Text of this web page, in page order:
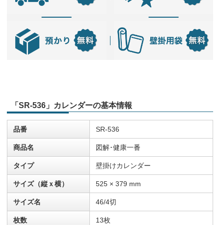
「SR-536」カレンダーの基本情報
品番 SR-536
商品名 図解･健康一番
タイプ 壁掛けカレンダー
サイズ（縦ｘ横） 525 × 379 mm
サイズ名 46/4切
枚数 13枚